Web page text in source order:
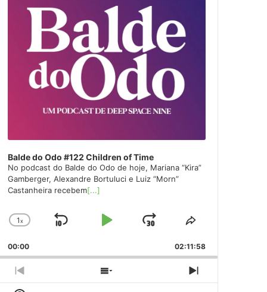
Balde do Odo #122 Children of Time
No podcast do Balde do Odo de hoje, Mariana “Kira”
Gamberger, Alexandre Bortuluci e Luiz “Morn”
Castanheira recebem[...]
Change
Rate
1x
Skip
Play
Jump
Forward
Share
Episode
00:00 02:11:58
Previous
Episode
Show
Next